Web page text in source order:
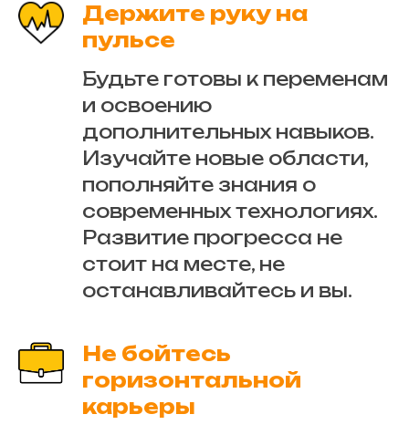
Держите руку на
пульсе
Будьте готовы к переменам
и освоению
дополнительных навыков.
Изучайте новые области,
пополняйте знания о
современных технологиях.
Развитие прогресса не
стоит на месте, не
останавливайтесь и вы.
Не бойтесь
горизонтальной
карьеры